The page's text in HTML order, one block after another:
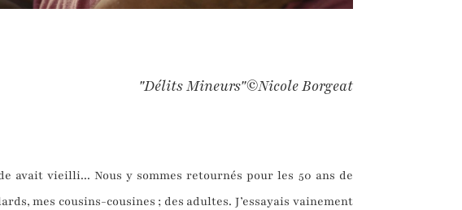
"Délits Mineurs"©Nicole Borgeat
avait vieilli... Nous y sommes retournés pour les 50 ans de
mes cousins-cousines ; des adultes. J’essayais vainement